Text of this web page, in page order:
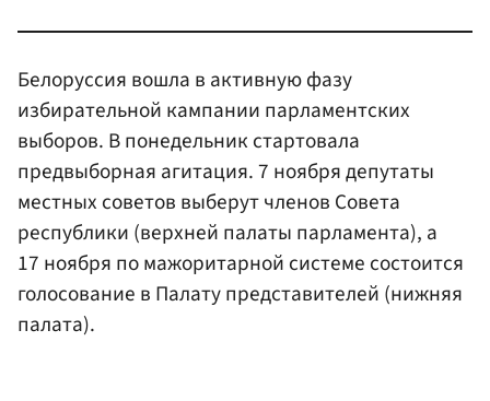
Белоруссия вошла в активную фазу
избирательной кампании парламентских
выборов. В понедельник стартовала
предвыборная агитация. 7 ноября депутаты
местных советов выберут членов Совета
республики (верхней палаты парламента), а
17 ноября по мажоритарной системе состоится
голосование в Палату представителей (нижняя
палата).